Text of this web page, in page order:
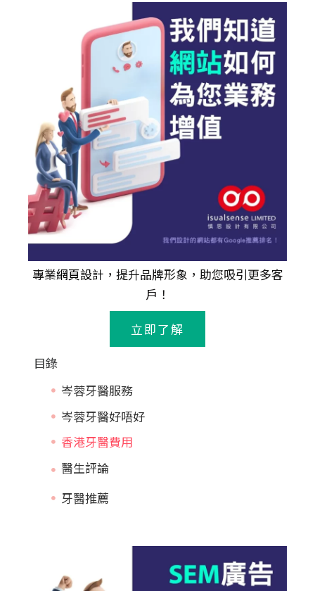
專業網頁設計 ，提升品牌形象，助您吸引更多客
戶！
立即了解
目錄
岑蓉牙醫服務
岑蓉牙醫好唔好
香港牙醫費用
牙醫推薦